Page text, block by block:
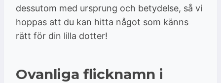
dessutom med ursprung och betydelse, så vi
hoppas att du kan hitta något som känns
rätt för din lilla dotter!
Ovanliga flicknamn i